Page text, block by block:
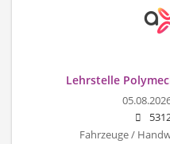
Lehrstelle
Fahrzeuge /